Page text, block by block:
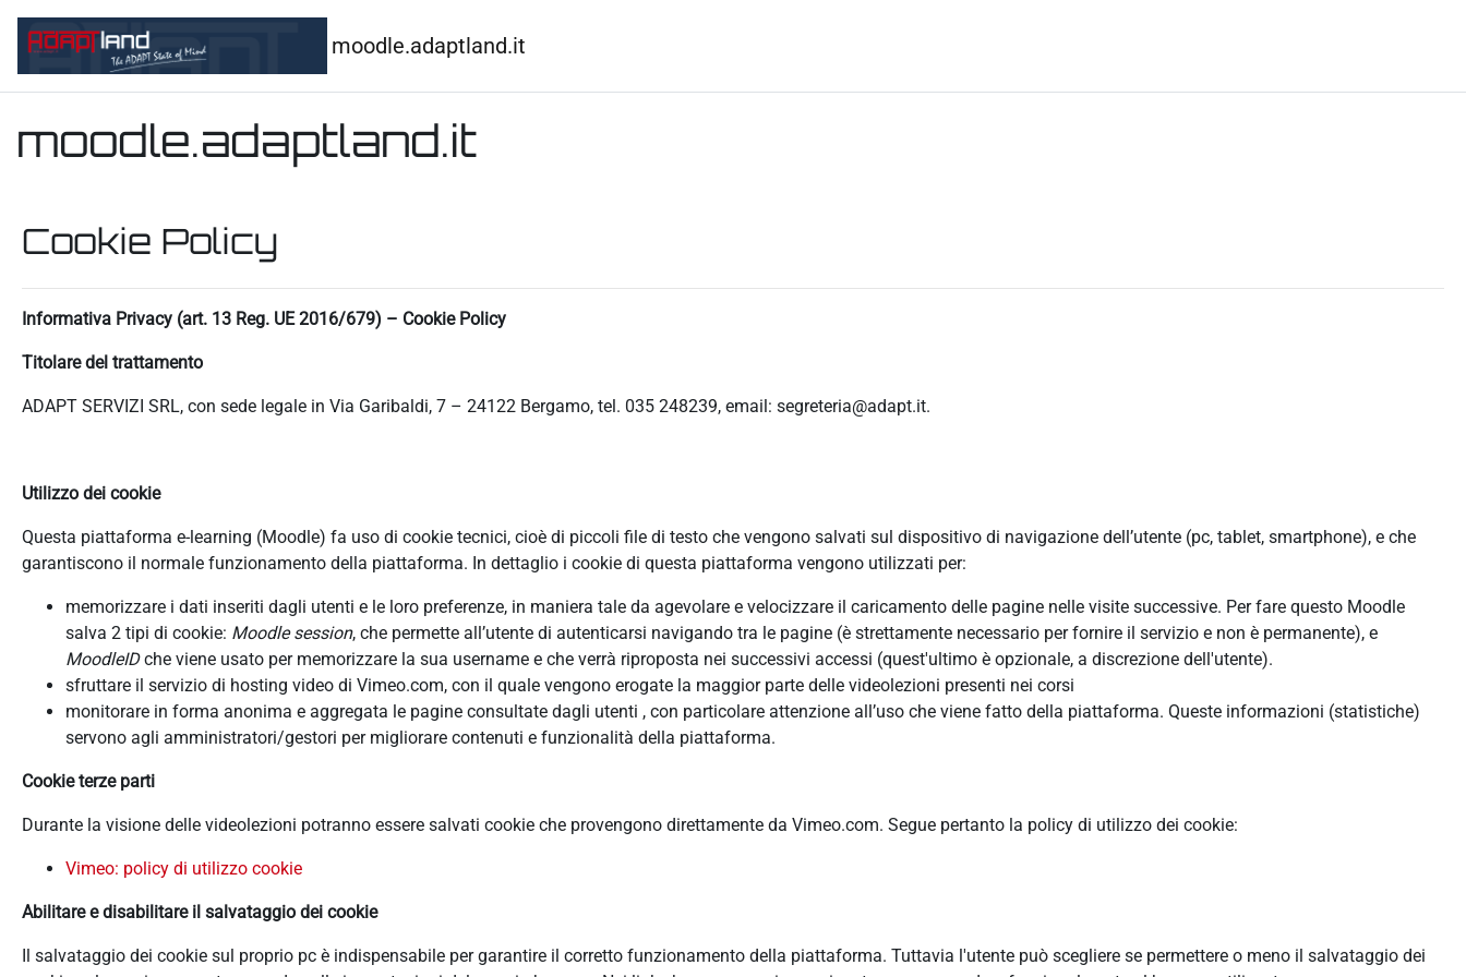
moodle.adaptland.it
moodle.adaptland.it
Cookie Policy
Informativa Privacy (art. 13 Reg. UE 2016/679) – Cookie Policy
Titolare del trattamento
ADAPT SERVIZI SRL, con sede legale in Via Garibaldi, 7 – 24122 Bergamo, tel. 035 248239, email: segreteria@adapt.it.
Utilizzo dei cookie
Questa piattaforma e-learning (Moodle) fa uso di cookie tecnici, cioè di piccoli file di testo che vengono salvati sul dispositivo di navigazione dell’utente (pc, tablet, smartphone), e che
garantiscono il normale funzionamento della piattaforma. In dettaglio i cookie di questa piattaforma vengono utilizzati per:
memorizzare i dati inseriti dagli utenti e le loro preferenze, in maniera tale da agevolare e velocizzare il caricamento delle pagine nelle visite successive. Per fare questo Moodle
salva 2 tipi di cookie: Moodle session, che permette all’utente di autenticarsi navigando tra le pagine (è strettamente necessario per fornire il servizio e non è permanente), e
MoodleIDche viene usato per memorizzare la sua username e che verrà riproposta nei successivi accessi (quest'ultimo è opzionale, a discrezione dell'utente).
sfruttare il servizio di hosting video di Vimeo.com, con il quale vengono erogate la maggior parte delle videolezioni presenti nei corsi
monitorare in forma anonima e aggregata le pagine consultate dagli utenti , con particolare attenzione all’uso che viene fatto della piattaforma. Queste informazioni (statistiche)
servono agli amministratori/gestori per migliorare contenuti e funzionalità della piattaforma.
Cookie terze parti
Durante la visione delle videolezioni potranno essere salvati cookie che provengono direttamente da Vimeo.com. Segue pertanto la policy di utilizzo dei cookie:
Vimeo: policy di utilizzo cookie
Abilitare e disabilitare il salvataggio dei cookie
Il salvataggio dei cookie sul proprio pc è indispensabile per garantire il corretto funzionamento della piattaforma. Tuttavia l'utente può scegliere se permettere o meno il salvataggio dei